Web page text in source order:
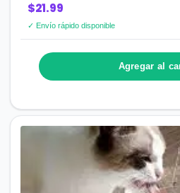
$21.99
✓ Envío rápido disponible
Agregar al